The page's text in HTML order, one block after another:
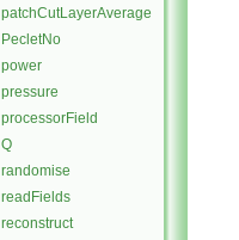
patchCutLayerAverage
PecletNo
power
pressure
processorField
Q
randomise
readFields
reconstruct